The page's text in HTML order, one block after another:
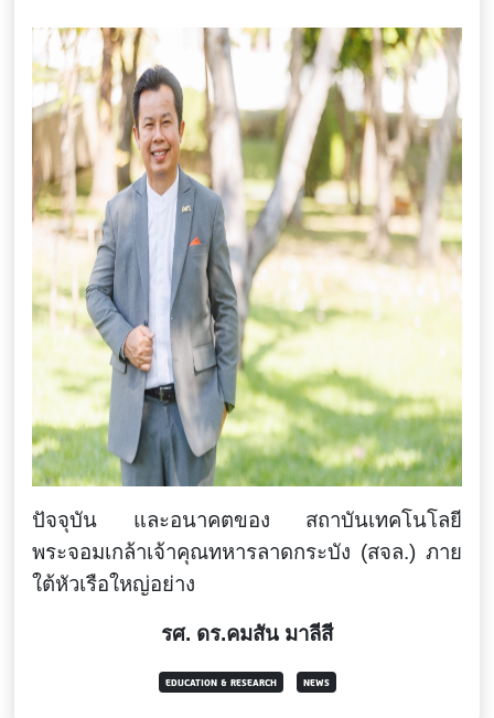
ปัจจุบัน และอนาคตของ สถาบันเทคโนโลยี
พระจอมเกล้าเจ้าคุณทหารลาดกระบัง (สจล.) ภาย
ใต้หัวเรือใหญ่อย่าง
รศ. ดร.คมสัน มาลีสี
EDUCATION & RESEARCH NEWS